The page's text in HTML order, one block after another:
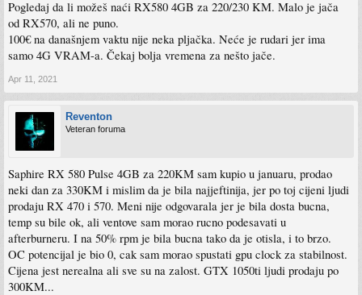
Pogledaj da li možeš naći RX580 4GB za 220/230 KM. Malo je jača
od RX570, ali ne puno.
100€ na današnjem vaktu nije neka pljačka. Neće je rudari jer ima
samo 4G VRAM-a. Čekaj bolja vremena za nešto jače.
Apr 11, 2021
Reventon
Veteran foruma
Saphire RX 580 Pulse 4GB za 220KM sam kupio u januaru, prodao
neki dan za 330KM i mislim da je bila najjeftinija, jer po toj cijeni ljudi
prodaju RX 470 i 570. Meni nije odgovarala jer je bila dosta bucna,
temp su bile ok, ali ventove sam morao rucno podesavati u
afterburneru. I na 50% rpm je bila bucna tako da je otisla, i to brzo.
OC potencijal je bio 0, cak sam morao spustati gpu clock za stabilnost.
Cijena jest nerealna ali sve su na zalost. GTX 1050ti ljudi prodaju po
300KM...